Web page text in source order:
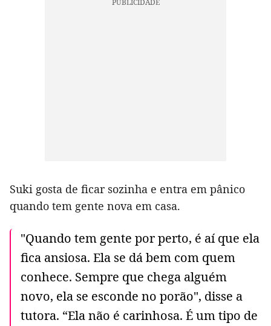
Suki gosta de ficar sozinha e entra em pânico
quando tem gente nova em casa.
"Quando tem gente por perto, é aí que ela
fica ansiosa. Ela se dá bem com quem
conhece. Sempre que chega alguém
novo, ela se esconde no porão", disse a
tutora. “Ela não é carinhosa. É um tipo de